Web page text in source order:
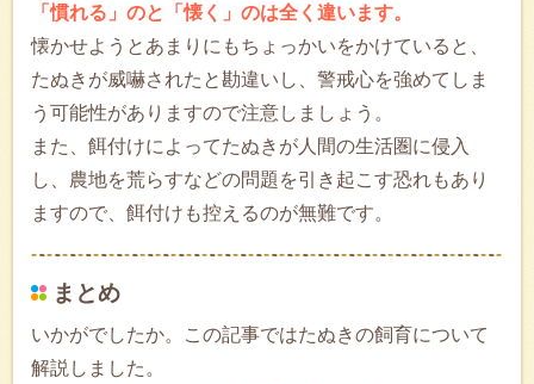
「慣れる」のと「懐く」のは全く違います。
懐かせようとあまりにもちょっかいをかけていると、
たぬきが威嚇されたと勘違いし、警戒心を強めてしま
う可能性がありますので注意しましょう。
また、餌付けによってたぬきが人間の生活圏に侵入
し、農地を荒らすなどの問題を引き起こす恐れもあり
ますので、餌付けも控えるのが無難です。
まとめ
いかがでしたか。この記事ではたぬきの飼育について
解説しました。